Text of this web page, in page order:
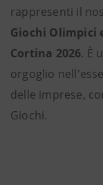
rappresenti il
Giochi Olimpici
Cortina 2026. È
orgoglio
delle imprese,
Giochi.